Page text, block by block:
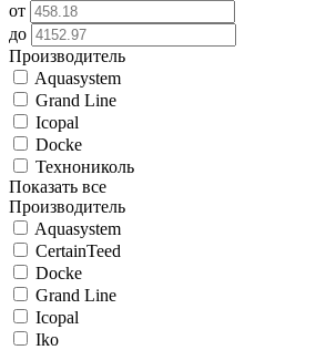
от
до
Производитель
Aquasystem
Grand Line
Icopal
Docke
Технониколь
Показать все
Производитель
Aquasystem
CertainTeed
Docke
Grand Line
Icopal
Iko